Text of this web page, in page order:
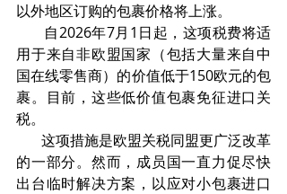
以外地区订购的包裹价格将上涨。
自2026年7月1日起，这项税费将适
用于来自非欧盟国家（包括大量来自中
国在线零售商）的价值低于150欧元的包
裹。目前，这些低价值包裹免征进口关
税。
这项措施是欧盟关税同盟更广泛改革
的一部分。然而，成员国一直力促尽快
出台临时解决方案，以应对小包裹进口